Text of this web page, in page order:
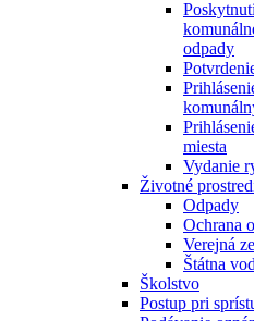
odpady
miesta
Vydanie
Životné
Odpady
Ochrana
Verejná
Štátna
Školstvo
Postup pri